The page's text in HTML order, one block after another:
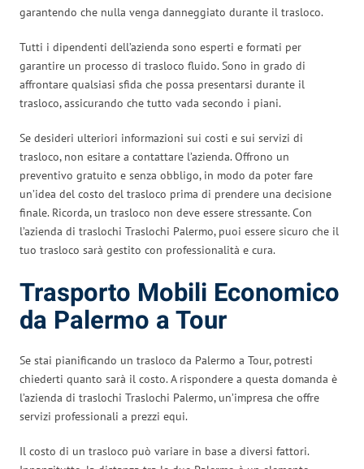
garantendo che nulla venga danneggiato durante il trasloco.
Tutti i dipendenti dell’azienda sono esperti e formati per
garantire un processo di trasloco fluido. Sono in grado di
affrontare qualsiasi sfida che possa presentarsi durante il
trasloco, assicurando che tutto vada secondo i piani.
Se desideri ulteriori informazioni sui costi e sui servizi di
trasloco, non esitare a contattare l’azienda. Offrono un
preventivo gratuito e senza obbligo, in modo da poter fare
un’idea del costo del trasloco prima di prendere una decisione
finale. Ricorda, un trasloco non deve essere stressante. Con
l’azienda di traslochi Traslochi Palermo, puoi essere sicuro che il
tuo trasloco sarà gestito con professionalità e cura.
Trasporto Mobili Economico
da Palermo a Tour
Se stai pianificando un trasloco da Palermo a Tour, potresti
chiederti quanto sarà il costo. A rispondere a questa domanda è
l’azienda di traslochi Traslochi Palermo, un’impresa che offre
servizi professionali a prezzi equi.
Il costo di un trasloco può variare in base a diversi fattori.